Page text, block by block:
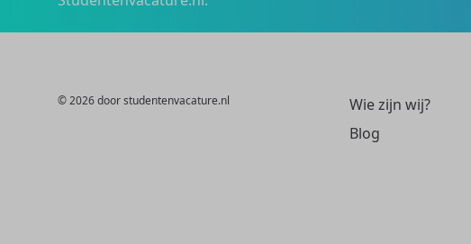
© 2026 door studentenvacature.nl
Wie zijn wij?
Blog